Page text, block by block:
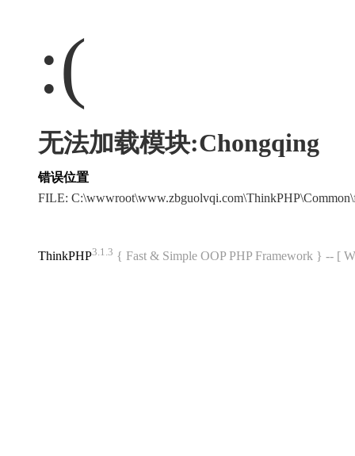
:(
无法加载模块:Chongqing
错误位置
FILE:
ThinkPHP3.1.3 { Fast & Simple OOP PHP Framework } -- [